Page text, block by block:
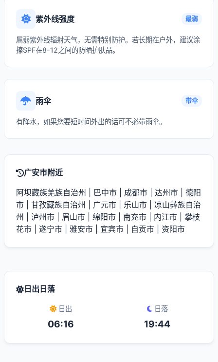
紫外线强度 最弱
属弱紫外线辐射天气，无需特别防护。若长期在户外，建议涂
擦SPF在8-12之间的防晒护肤品。
雨伞 带伞
有降水，如果您要短时间外出的话可不必带雨伞。
广安市附近
阿坝藏族羌族自治州 巴中市 成都市 达州市
德阳
市
甘孜藏族自治州 广元市 乐山市
凉山彝族自治
州
泸州市 眉山市 绵阳市 南充市 内江市
攀枝
花市
遂宁市 雅安市 宜宾市 自贡市 资阳市
日出日落
日出
06:16
日落
19:44